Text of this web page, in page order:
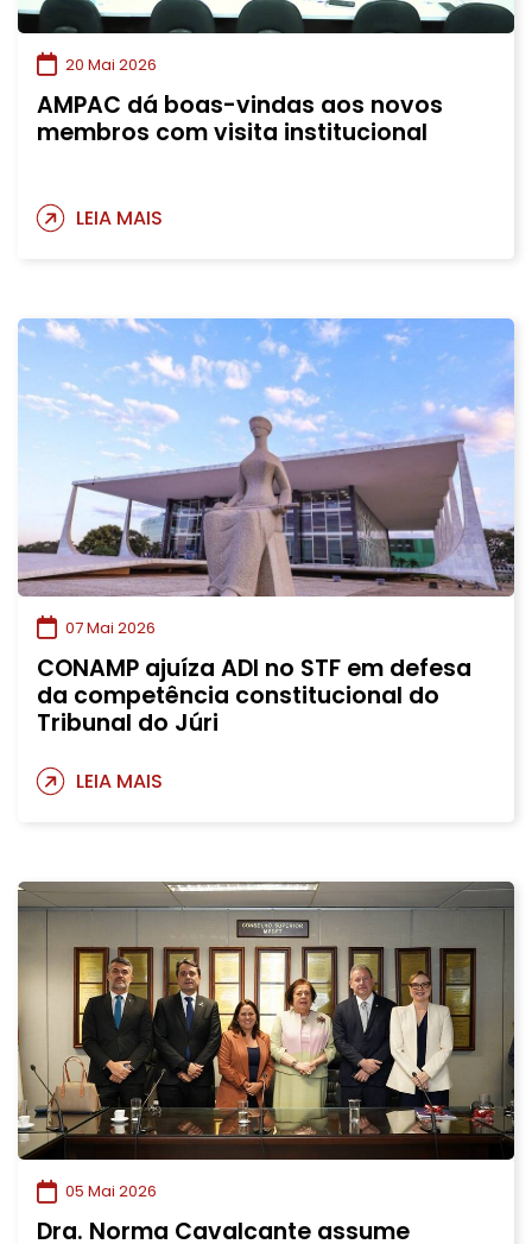
20 Mai 2026
AMPAC dá boas-vindas aos novos
membros com visita institucional
LEIA MAIS
07 Mai 2026
CONAMP ajuíza ADI no STF em defesa
da competência constitucional do
Tribunal do Júri
LEIA MAIS
05 Mai 2026
Dra. Norma Cavalcante assume